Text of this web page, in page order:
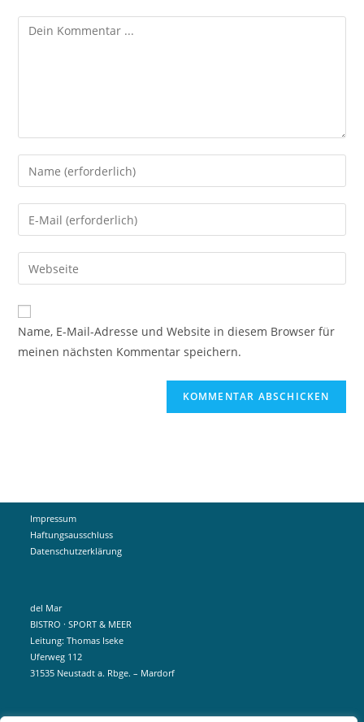
Kommentieren
Gib
deinen
Namen
oder
zum
Kommentieren
ein
Gib
deine
E-
Mail-
zum
Kommentieren
ein
Gib
deine
Website-
URL
Name, E-Mail-Adresse und Website in diesem Browser für
meinen nächsten Kommentar speichern.
Impressum
Haftungsausschluss
Datenschutzerklärung
del Mar
BISTRO · SPORT & MEER
Leitung: Thomas Iseke
Uferweg 112
31535 Neustadt a. Rbge. – Mardorf